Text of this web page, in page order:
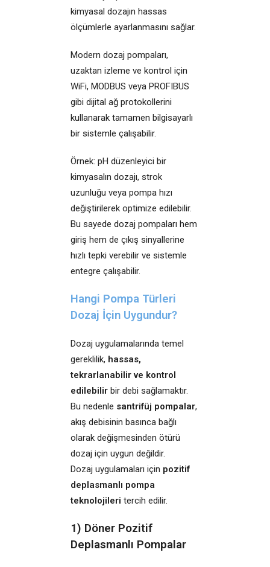
kimyasal dozajın hassas
ölçümlerle ayarlanmasını sağlar.
Modern dozaj pompaları,
uzaktan izleme ve kontrol için
WiFi, MODBUS veya PROFIBUS
gibi dijital ağ protokollerini
kullanarak tamamen bilgisayarlı
bir sistemle çalışabilir.
Örnek: pH düzenleyici bir
kimyasalın dozajı, strok
uzunluğu veya pompa hızı
değiştirilerek optimize edilebilir.
Bu sayede dozaj pompaları hem
giriş hem de çıkış sinyallerine
hızlı tepki verebilir ve sistemle
entegre çalışabilir.
Hangi Pompa Türleri
Dozaj İçin Uygundur?
Dozaj uygulamalarında temel
gereklilik, hassas,
tekrarlanabilir ve kontrol
edilebilir bir debi sağlamaktır.
Bu nedenle santrifüj pompalar,
akış debisinin basınca bağlı
olarak değişmesinden ötürü
dozaj için uygun değildir.
Dozaj uygulamaları için pozitif
deplasmanlı pompa
teknolojileri tercih edilir.
1) Döner Pozitif
Deplasmanlı Pompalar